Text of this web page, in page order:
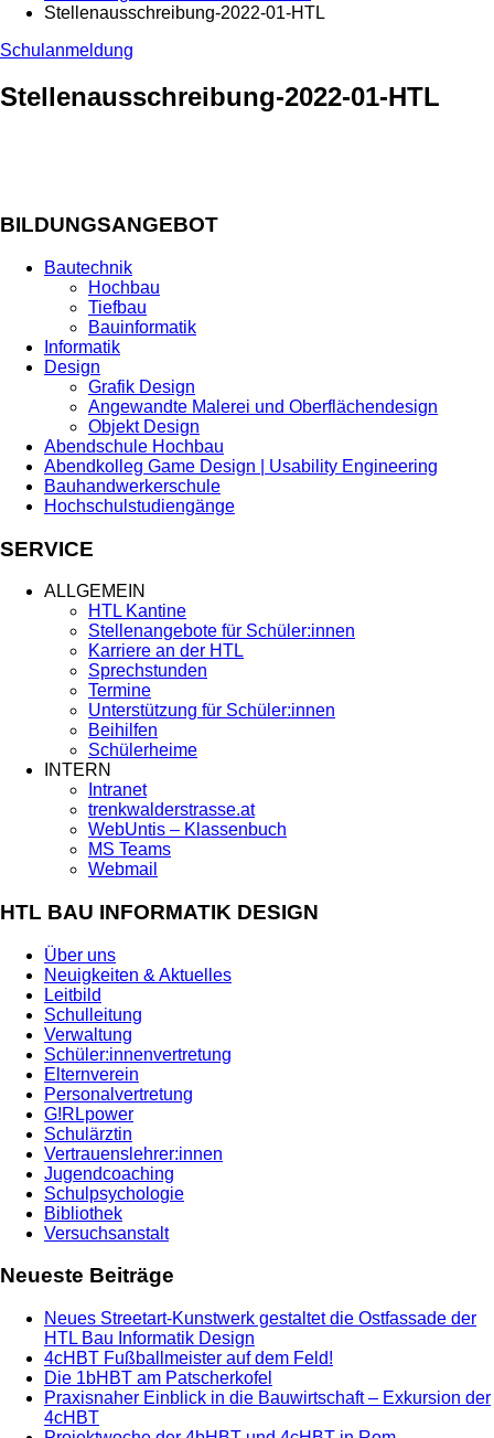
Stellenausschreibung-2022-01-HTL
Schulanmeldung
Stellenausschreibung-2022-01-HTL
BILDUNGSANGEBOT
Bautechnik
Hochbau
Tiefbau
Bauinformatik
Informatik
Design
Grafik Design
Angewandte Malerei und Oberflächendesign
Objekt Design
Abendschule Hochbau
Abendkolleg Game Design | Usability Engineering
Bauhandwerkerschule
Hochschulstudiengänge
SERVICE
ALLGEMEIN
HTL Kantine
Stellenangebote für Schüler:innen
Karriere an der HTL
Sprechstunden
Termine
Unterstützung für Schüler:innen
Beihilfen
Schülerheime
INTERN
Intranet
trenkwalderstrasse.at
WebUntis – Klassenbuch
MS Teams
Webmail
HTL BAU INFORMATIK DESIGN
Über uns
Neuigkeiten & Aktuelles
Leitbild
Schulleitung
Verwaltung
Schüler:innenvertretung
Elternverein
Personalvertretung
G!RLpower
Schulärztin
Vertrauenslehrer:innen
Jugendcoaching
Schulpsychologie
Bibliothek
Versuchsanstalt
Neueste Beiträge
Neues Streetart-Kunstwerk gestaltet die Ostfassade der
HTL Bau Informatik Design
4cHBT Fußballmeister auf dem Feld!
Die 1bHBT am Patscherkofel
Praxisnaher Einblick in die Bauwirtschaft – Exkursion der
4cHBT